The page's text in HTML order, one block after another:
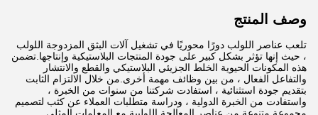
وصف المنتج
تلعب عناصر اللولب دورًا محوريًا في تشغيل آلات البثق المزدوجة اللولب
، حيث إنها تؤثر بشكل كبير على جودة المنتجات البلاستيكية وإنتاجها.تضمن
هذه المكونات الحيوية الخلط الجزيئي البلاستيكي والقطع والانتشار
والتفاعل الفعال ، من بين وظائف مهمة أخرى.من خلال الالتزام الثابت
بتقديم جودة استثنائية ، استفادت شركتنا من سنوات من الخبرة ،
واستفادت من الخبرة الدولية ، ودراسة متطلبات العملاء عن كثب لتصميم